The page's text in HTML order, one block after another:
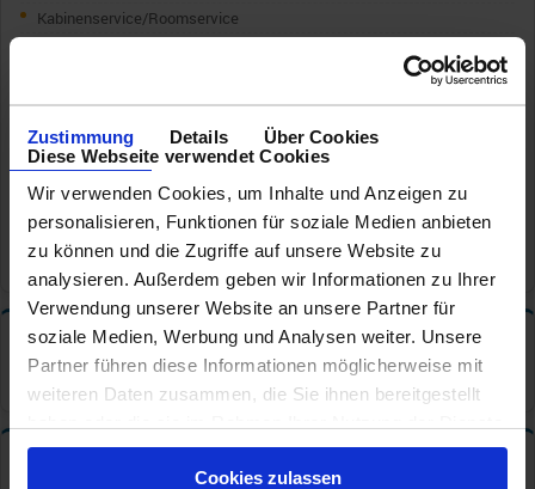
Zustimmung Details
Über Cookies
Diese Webseite verwendet Cookies
Wir verwenden Cookies, um Inhalte und Anzeigen zu
personalisieren, Funktionen für soziale Medien anbieten
zu können und die Zugriffe auf unsere Website zu
analysieren. Außerdem geben wir Informationen zu Ihrer
Verwendung unserer Website an unsere Partner für
soziale Medien, Werbung und Analysen weiter. Unsere
Partner führen diese Informationen möglicherweise mit
weiteren Daten zusammen, die Sie ihnen bereitgestellt
gesammelt haben.
Cookies zulassen
Kabinenservice/Roomservice
Poolrestaurant
Seafood Restaurant
Sportsbar
Steakhouse
Sushi
Tapas Bar
✦Tischzeiten